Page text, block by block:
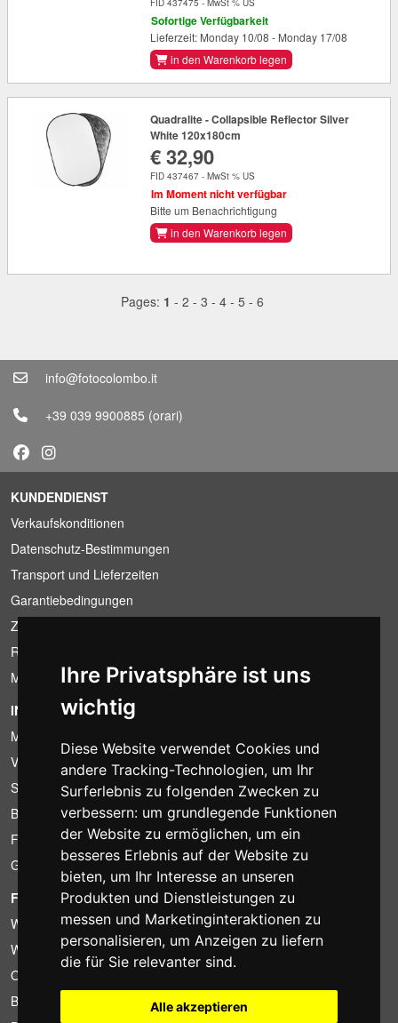
Ihre Privatsphäre ist uns
wichtig
Diese Website verwendet Cookies und
andere Tracking-Technologien, um Ihr
Surferlebnis zu folgenden Zwecken zu
verbessern: um grundlegende Funktionen
der Website zu ermöglichen, um ein
besseres Erlebnis auf der Website zu
bieten, um Ihr Interesse an unseren
Produkten und Dienstleistungen zu
messen und Marketinginteraktionen zu
personalisieren, um Anzeigen zu liefern
die für Sie relevanter sind.
Alle akzeptieren
Sofortige Verfügbarkeit
Lieferzeit: Monday 10/08 - Monday 17/08
in den Warenkorb legen
Quadralite - Collapsible Reflector Silver
White 120x180cm
€ 32,90
FID 437467 - MwSt % US
Im Moment nicht verfügbar
Bitte um Benachrichtigung
in den Warenkorb legen
Pages: 1 - 2 - 3 - 4 - 5 - 6
info@fotocolombo.it
+39 039 9900885 (orari)
KUNDENDIENST
Verkaufskonditionen
Datenschutz-Bestimmungen
Transport und Lieferzeiten
Garantiebedingungen
Zahlungsbedingungen
Ruecktrittsrecht
MwSt-Bedingungen
INFORMATION
Mietbedingungen
Verkaufsangebote
Sparpakete
Billiger gefunden?
Finanzierung
Gebrauchtartikel
FOTOCOLOMBO.IT
Wer wir sind
Wo wir sind
Oeffnungszeiten
Bewertungen auf Trovaprezzi